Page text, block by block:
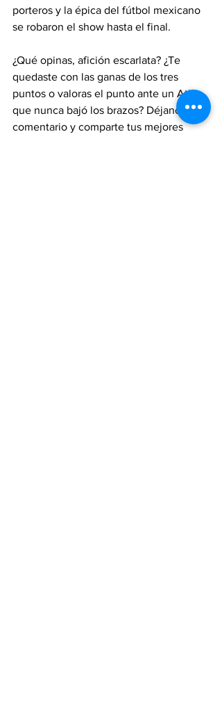
porteros y la épica del fútbol mexicano
se robaron el show hasta el final.
¿Qué opinas, afición escarlata? ¿Te
quedaste con las ganas de los tres
puntos o valoras el punto ante un Atlas
que nunca bajó los brazos? Déjanos tu
comentario y comparte tus mejores